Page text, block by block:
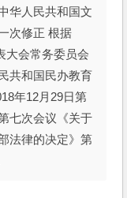
华人民共和国文
次修正 根据
大会常务委员会
共和国民办教育
年12月29日第
七次会议《关于
法律的决定》第